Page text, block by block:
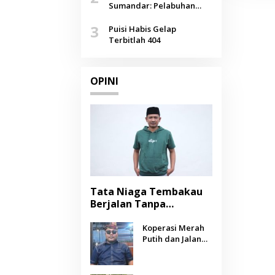
Agustus
Sumandar: Pelabuhan
Selendang Benang Merah
Lombang
3
Puisi Habis Gelap
Terbitlah 404
OPINI
Tata Niaga Tembakau
Berjalan Tanpa
Negara Berpihak
kepada Petani?
Koperasi Merah
Putih dan Jalan